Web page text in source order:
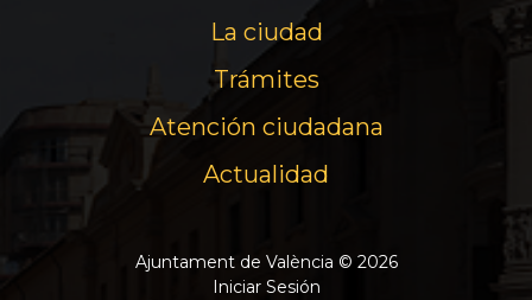
La ciudad
Trámites
Atención ciudadana
Actualidad
Ajuntament de València © 2026
Iniciar Sesión